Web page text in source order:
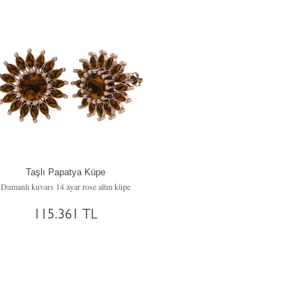
Taşlı Papatya Küpe
Dumanlı kuvars 14 ayar rose altın küpe
115.361 TL